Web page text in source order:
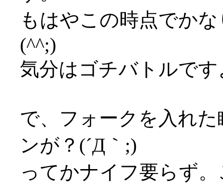
もはやこの時点でか
(^^;)
気分はゴチバトルで
で、フォークを入れ
ンが？(´Д｀;)
ってかナイフ要らず